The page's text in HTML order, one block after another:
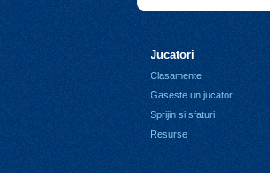
Jucatori
Clasamente
Gaseste un jucator
Sprijin si sfaturi
Resurse